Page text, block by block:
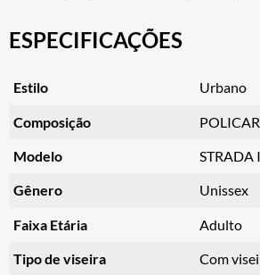
ESPECIFICAÇÕES
Estilo Urbano
Composição
Modelo STRADA
Gênero Unissex
Faixa Etária Adulto
Tipo de viseira Com